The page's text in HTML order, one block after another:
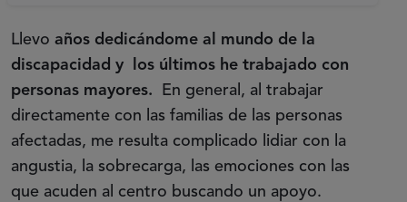
Llevo años dedicándome al mundo de la
discapacidad y los últimos he trabajado con
personas mayores. En general, al trabajar
directamente con las familias de las personas
afectadas, me resulta complicado lidiar con la
angustia, la sobrecarga, las emociones con las
que acuden al centro buscando un apoyo.